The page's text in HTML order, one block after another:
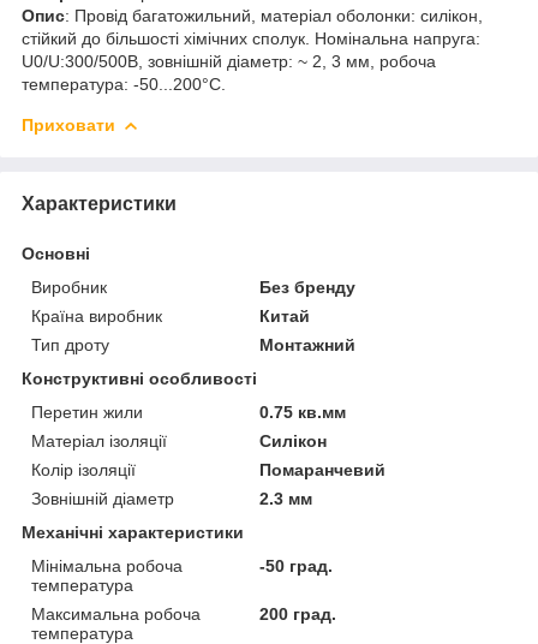
Опис: Провід багатожильний, матеріал оболонки: силікон,
стійкий до більшості хімічних сполук. Номінальна напруга:
U0/U:300/500В, зовнішній діаметр: ~ 2, 3 мм, робоча
температура: -50...200°C.
Приховати
Характеристики
Основні
Виробник
Без бренду
Країна виробник
Китай
Тип дроту
Монтажний
Конструктивні особливості
Перетин жили
0.75 кв.мм
Матеріал ізоляції
Силікон
Колір ізоляції
Помаранчевий
Зовнішній діаметр
2.3 мм
Механічні характеристики
Мінімальна робоча
температура
-50 град.
Максимальна робоча
температура
200 град.